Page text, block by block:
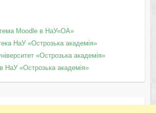
Moodle в НаУ«ОА»
НаУ «Острозька академія»
«Острозька академія»
НаУ «Острозька академія»